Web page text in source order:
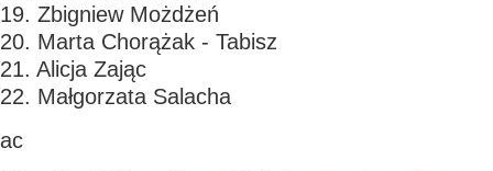
19. Zbigniew Możdżeń
20. Marta Chorążak - Tabisz
21. Alicja Zając
22. Małgorzata Salacha
ac